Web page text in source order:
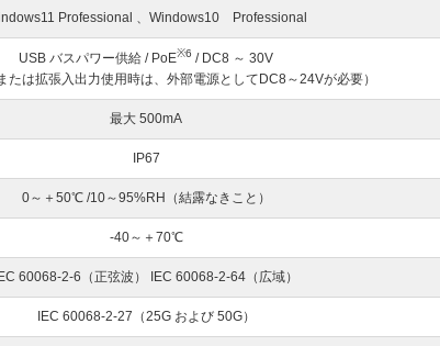
Professional 、Windows10 Professional
USB バスパワー供給 / PoE※6 / DC8 ～ 30V
たは拡張入出力使用時は、外部電源としてDC8～24Vが必要）
最大 500mA
IP67
0～＋50℃ /10～95%RH（結露なきこと）
-40～＋70℃
IEC 60068-2-6（正弦波） IEC 60068-2-64（広域）
IEC 60068-2-27（25G および 50G）